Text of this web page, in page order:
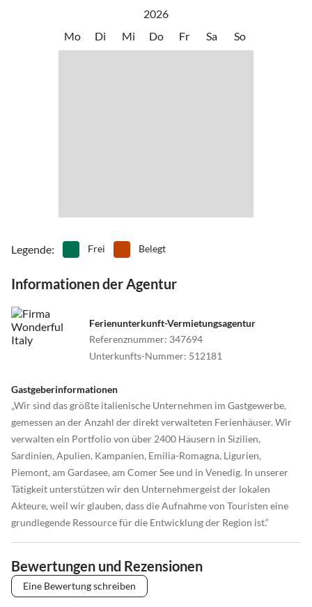
2026
Mo
Di Mi Do Fr Sa So
Legende: Frei Belegt
Informationen der Agentur
Ferienunterkunft-Vermietungsagentur
Referenznummer: 347694
Unterkunfts-Nummer: 512181
Gastgeberinformationen
„Wir sind das größte italienische Unternehmen im Gastgewerbe,
gemessen an der Anzahl der direkt verwalteten Ferienhäuser. Wir
verwalten ein Portfolio von über 2400 Häusern in Sizilien,
Sardinien, Apulien, Kampanien, Emilia-Romagna, Ligurien,
Piemont, am Gardasee, am Comer See und in Venedig. In unserer
Tätigkeit unterstützen wir den Unternehmergeist der lokalen
Akteure, weil wir glauben, dass die Aufnahme von Touristen eine
grundlegende Ressource für die Entwicklung der Region ist.“
Bewertungen und Rezensionen
Eine Bewertung schreiben